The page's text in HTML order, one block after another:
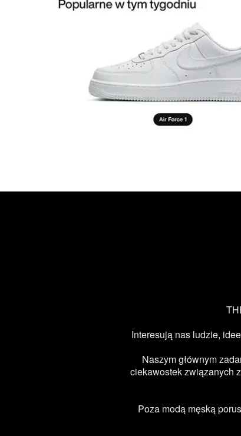
Interesują nas ludzie,
Naszym głównym
ciekawostek związanych
Poza modą męską